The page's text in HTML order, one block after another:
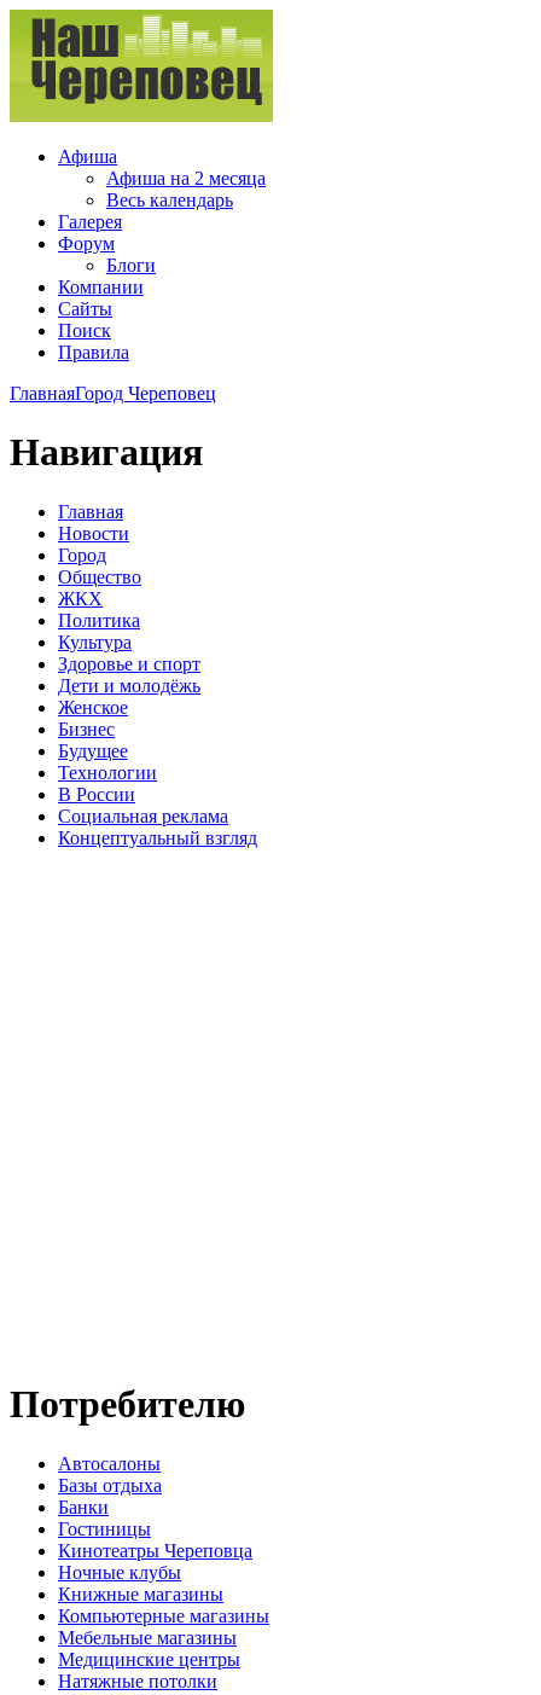
Афиша
Афиша на 2 месяца
Весь календарь
Галерея
Форум
Блоги
Компании
Сайты
Поиск
Правила
ГлавнаяГород Череповец
Навигация
Главная
Новости
Город
Общество
ЖКХ
Политика
Культура
Здоровье и спорт
Дети и молодёжь
Женское
Бизнес
Будущее
Технологии
В России
Социальная реклама
Концептуальный взгляд
Потребителю
Автосалоны
Базы отдыха
Банки
Гостиницы
Кинотеатры Череповца
Ночные клубы
Книжные магазины
Компьютерные магазины
Мебельные магазины
Медицинские центры
Натяжные потолки